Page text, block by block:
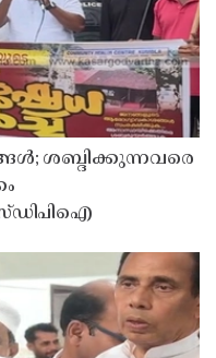
ശബ്ദിക്കുന്നവരെ